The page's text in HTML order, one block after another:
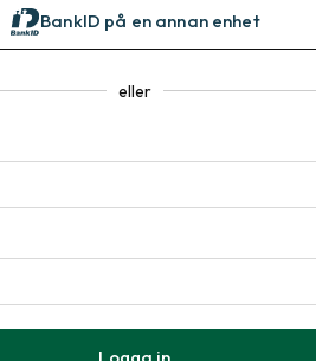
BankID på en annan enhet
eller